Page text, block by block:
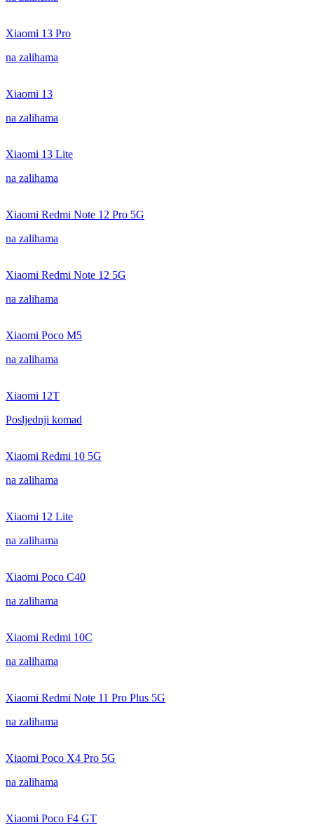
Xiaomi 13 Pro
na zalihama
Xiaomi 13
na zalihama
Xiaomi 13 Lite
na zalihama
Xiaomi Redmi Note 12 Pro 5G
na zalihama
Xiaomi Redmi Note 12 5G
na zalihama
Xiaomi Poco M5
na zalihama
Xiaomi 12T
Posljednji komad
Xiaomi Redmi 10 5G
na zalihama
Xiaomi 12 Lite
na zalihama
Xiaomi Poco C40
na zalihama
Xiaomi Redmi 10C
na zalihama
Xiaomi Redmi Note 11 Pro Plus 5G
na zalihama
Xiaomi Poco X4 Pro 5G
na zalihama
Xiaomi Poco F4 GT